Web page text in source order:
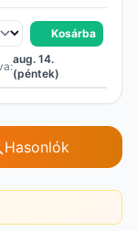
Kosárba
aug. 14.
(péntek)
Hasonlók